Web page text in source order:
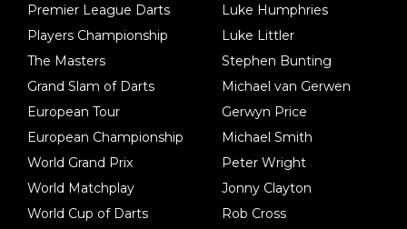
Premier League Darts
Players Championship
The Masters
Grand Slam of Darts
European Tour
European Championship
World Grand Prix
World Matchplay
World Cup of Darts
Luke Humphries
Luke Littler
Stephen Bunting
Michael van Gerwen
Gerwyn Price
Michael Smith
Peter Wright
Jonny Clayton
Rob Cross